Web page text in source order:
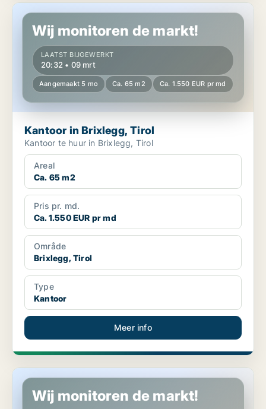
Kantoor in Brixlegg, Tirol
Wij monitoren de markt!
LAATST BIJGEWERKT
20:32 • 09 mrt
Aangemaakt 5 mo Ca. 65 m2 Ca. 1.550 EUR pr md
Kantoor in Brixlegg, Tirol
Kantoor te huur in Brixlegg, Tirol
Areal
Ca. 65 m2
Pris pr. md.
Ca. 1.550 EUR pr md
Område
Brixlegg, Tirol
Type
Kantoor
Meer info
Kantoor in Innsbruck, Tirol
Wij monitoren de markt!